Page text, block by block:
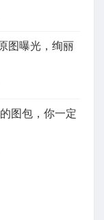
图曝光，绚丽
图包，你一定